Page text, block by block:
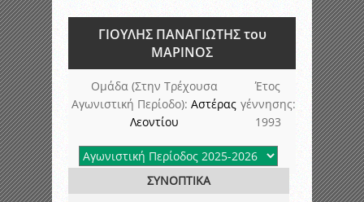
ΓΙΟΥΛΗΣ ΠΑΝΑΓΙΩΤΗΣ του
ΜΑΡΙΝΟΣ
Ομάδα (Στην Τρέχουσα
Αγωνιστική Περίοδο): Αστέρας
Λεοντίου
Έτος
γέννησης:
1993
ΣΥΝΟΠΤΙΚΑ